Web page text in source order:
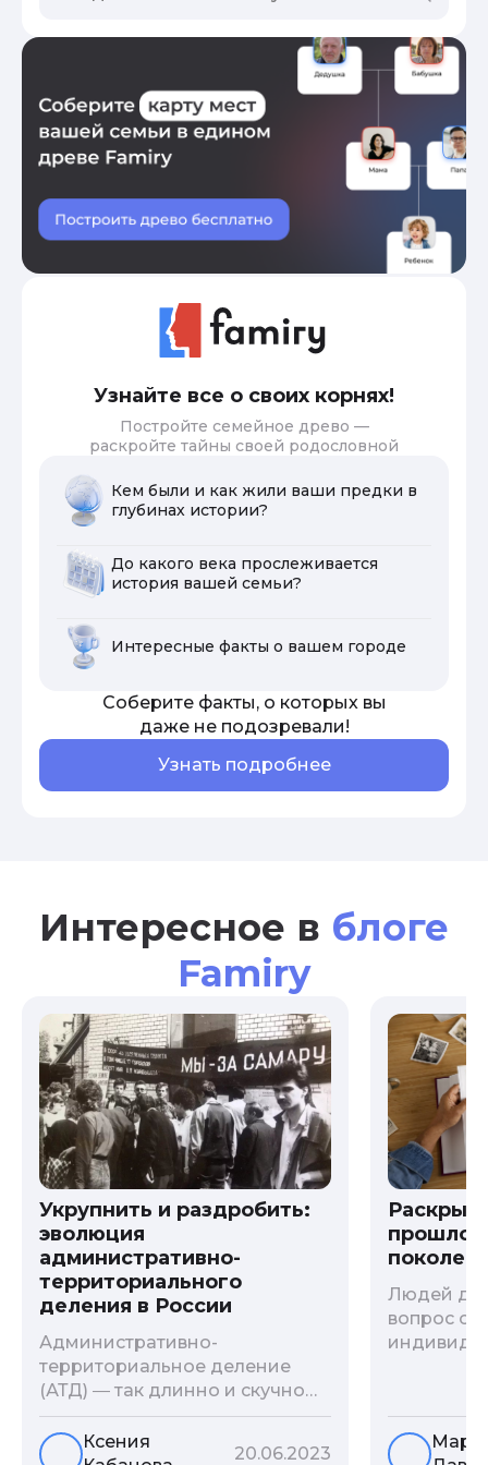
Узнайте все о своих корнях!
Постройте семейное древо —
раскройте тайны своей родословной
Кем были и как жили ваши предки в
глубинах истории?
До какого века прослеживается
история вашей семьи?
Интересные факты о вашем городе
Соберите факты, о которых вы
даже не подозревали!
Узнать подробнее
Интересное в блоге
Famiry
Укрупнить и раздробить:
эволюция
административно-
территориального
деления в России
Административно-
территориальное деление
(АТД) ― так длинно и скучно
называется разграничение
территории государства. В
Ксения
20.06.2023
Людей
вопрос о
и